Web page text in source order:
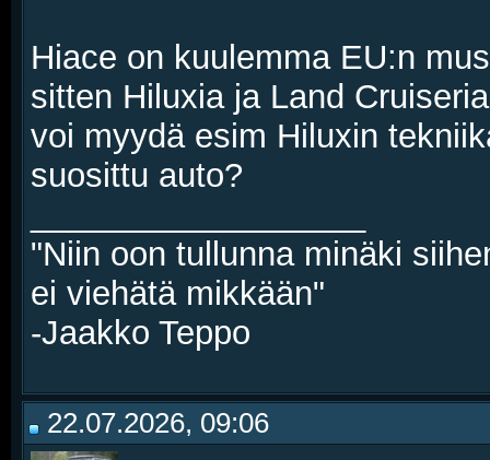
Hiace on kuulemma EU:n
sitten Hiluxia ja Land
voi myydä esim Hiluxin
suosittu auto?
"Niin oon tullunna minäki
ei viehätä mikkään"
-Jaakko Teppo
22.07.2026, 09:06